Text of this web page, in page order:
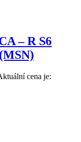
– R S6
cena je: